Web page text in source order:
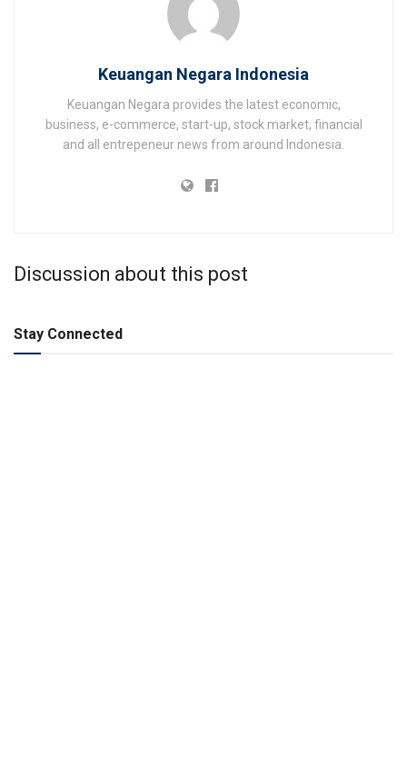
Keuangan Negara Indonesia
Keuangan Negara provides the latest economic,
business, e-commerce, start-up, stock market, financial
and all entrepeneur news from around Indonesia.
Discussion about this post
Stay Connected